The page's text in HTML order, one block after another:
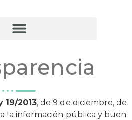
19/2013, de 9 de diciembre, de
la información pública y buen